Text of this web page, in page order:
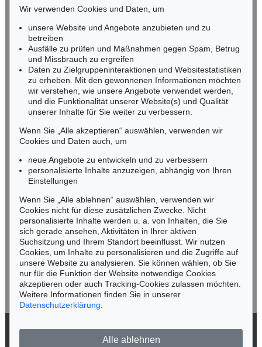
HESSEN
Miriam Heß
Tel.: +49 (0)62 21 58 80-038
Fax: +49 (0)62 21 58 80-595
infoheidelberg@kettererkunst.de
NORDDEUTSCHLAND
Nico Kassel, M.A.
Mobil: +49 (0)171 8618661
n.kassel@kettererkunst.de
Keine Auktion mehr verpassen!
Wir informieren Sie rechtzeitig.
Jetzt zum Newsletter anmelden >
Wir verwenden Cookies und Daten, um
unsere Website und Angebote anzubieten und zu
betreiben
Ausfälle zu prüfen und Maßnahmen gegen Spam, Betrug
und Missbrauch zu ergreifen
Daten zu Zielgruppeninteraktionen und Websitestatistiken
zu erheben. Mit den gewonnenen Informationen möchten
wir verstehen, wie unsere Angebote verwendet werden,
und die Funktionalität unserer Website(s) und Qualität
unserer Inhalte für Sie weiter zu verbessern.
Wenn Sie „Alle akzeptieren“ auswählen, verwenden wir
Cookies und Daten auch, um
neue Angebote zu entwickeln und zu verbessern
personalisierte Inhalte anzuzeigen, abhängig von Ihren
Einstellungen
Wenn Sie „Alle ablehnen“ auswählen, verwenden wir
Cookies nicht für diese zusätzlichen Zwecke. Nicht
personalisierte Inhalte werden u. a. von Inhalten, die Sie
sich gerade ansehen, Aktivitäten in Ihrer aktiven
Suchsitzung und Ihrem Standort beeinflusst. Wir nutzen
Cookies, um Inhalte zu personalisieren und die Zugriffe auf
unsere Website zu analysieren. Sie können wählen, ob Sie
nur für die Funktion der Website notwendige Cookies
akzeptieren oder auch Tracking-Cookies zulassen möchten.
Weitere Informationen finden Sie in unserer
Datenschutzerklärung
Alle ablehnen